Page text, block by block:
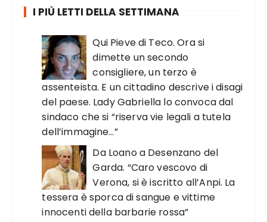
I PIÙ LETTI DELLA SETTIMANA
Qui Pieve di Teco. Ora si
dimette un secondo
consigliere, un terzo è
assenteista. E un cittadino descrive i disagi
del paese. Lady Gabriella lo convoca dal
sindaco che si “riserva vie legali a tutela
dell’immagine…”
Da Loano a Desenzano del
Garda. “Caro vescovo di
Verona, si è iscritto all’Anpi. La
tessera è sporca di sangue e vittime
innocenti della barbarie rossa”